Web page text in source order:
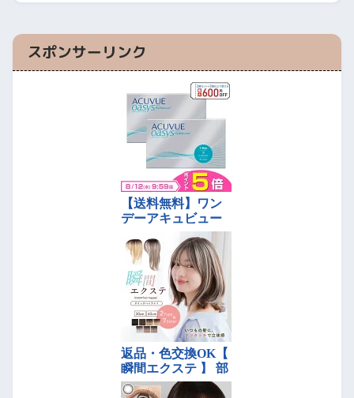
スポンサーリンク